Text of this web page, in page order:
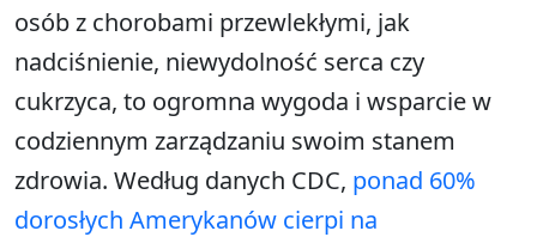
osób z chorobami przewlekłymi, jak
nadciśnienie, niewydolność serca czy
cukrzyca, to ogromna wygoda i wsparcie w
codziennym zarządzaniu swoim stanem
zdrowia. Według danych CDC, ponad 60%
dorosłych Amerykanów cierpi na